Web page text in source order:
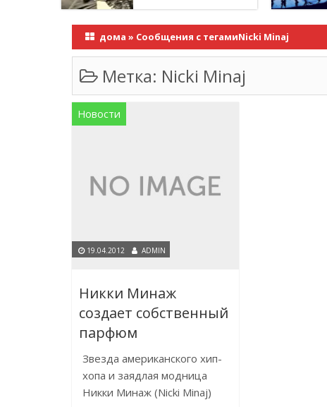
дома » Сообщения с тегамиNicki Minaj
Метка: Nicki Minaj
Новости
19.04.2012 ADMIN
Никки Минаж
создает собственный
парфюм
Звезда американского хип-
хопа и заядлая модница
Никки Минаж (Nicki Minaj)